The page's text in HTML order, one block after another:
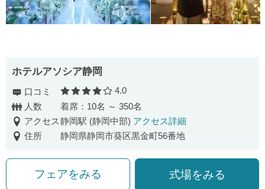
ホテルアソシア静岡
口コミ 口コミ評価
4.0
人数
着席：10名 ～ 350名
アクセス静岡駅 (静岡中部) アクセス詳細
住所
静岡県静岡市葵区黒金町56番地
フェアをみる 式場をみる